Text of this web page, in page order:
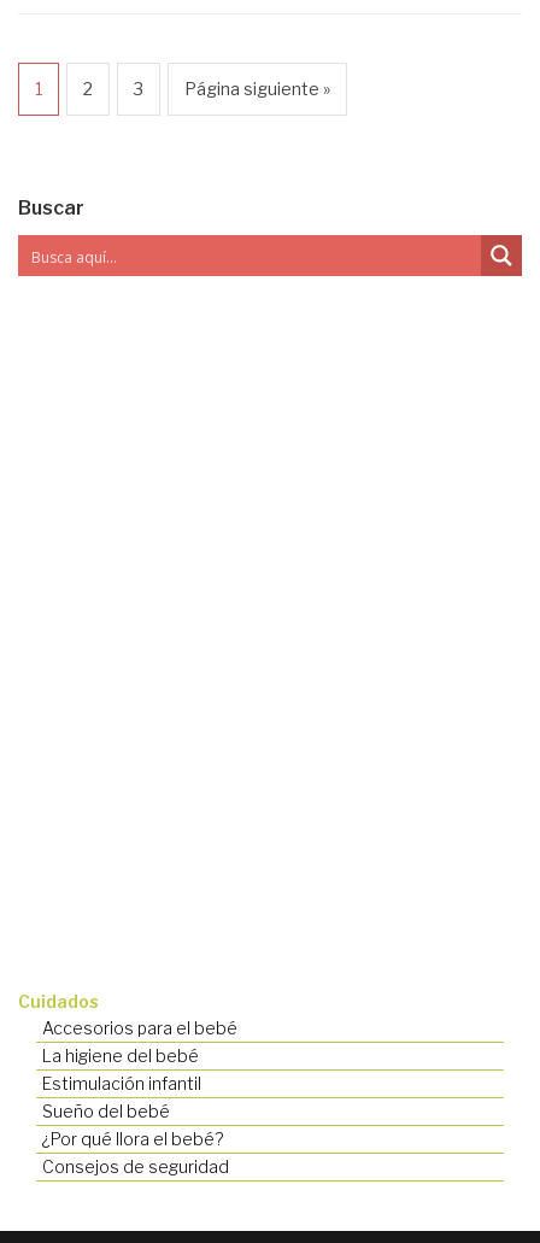
1 2 3 Página siguiente »
Buscar
Cuidados
Accesorios para el bebé
La higiene del bebé
Estimulación infantil
Sueño del bebé
¿Por qué llora el bebé?
Consejos de seguridad